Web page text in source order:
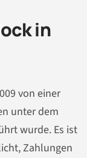
in
von einer
unter dem
wurde. Es ist
Zahlungen